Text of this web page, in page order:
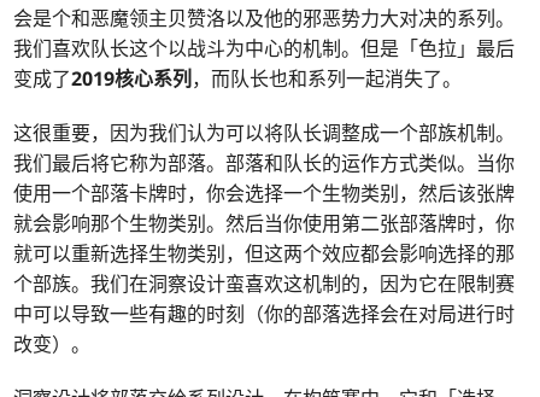
会是个和恶魔领主贝赞洛以及他的邪恶势力大对决的系列。
我们喜欢队长这个以战斗为中心的机制。但是「色拉」最后
变成了2019核心系列 ，而队长也和系列一起消失了。
这很重要，因为我们认为可以将队长调整成一个部族机制。
我们最后将它称为部落。部落和队长的运作方式类似。当你
使用一个部落卡牌时，你会选择一个生物类别，然后该张牌
就会影响那个生物类别。然后当你使用第二张部落牌时，你
就可以重新选择生物类别，但这两个效应都会影响选择的那
个部族。我们在洞察设计蛮喜欢这机制的，因为它在限制赛
中可以导致一些有趣的时刻（你的部落选择会在对局进行时
改变）。